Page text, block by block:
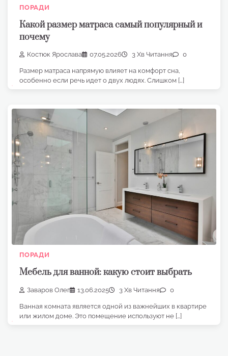
ПОРАДИ
Какой размер матраса самый популярный и
почему
Костюк Ярослава 07.05.2026 3 Хв Читання 0
Размер матраса напрямую влияет на комфорт сна,
особенно если речь идет о двух людях. Слишком […]
ПОРАДИ
Мебель для ванной: какую стоит выбрать
Заваров Олег 13.06.2025 3 Хв Читання 0
Ванная комната является одной из важнейших в квартире
или жилом доме. Это помещение используют не […]